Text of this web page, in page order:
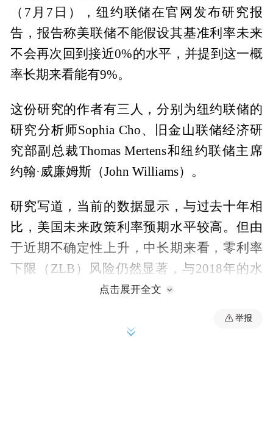
（7月7日），纽约联储在官网发布研究报
告，报告称美联储不能假设其基准利率未来
不会再次回到接近0%的水平，并提到这一概
率长期来看能有9%。
这份研究的作者有三人，分别为纽约联储的
研究分析师Sophia Cho、旧金山联储经济研
究部副总裁Thomas Mertens和纽约联储主席
约翰·威廉姆斯（John Williams）。
研究写道，当前的数据显示，与过去十年相
比，美国未来政策利率预期水平较高。但由
于近期不确定性上升，中长期来看，零利率
下限（ZLB）风险仍然显著，与2018年的水
点击展开全文
举报